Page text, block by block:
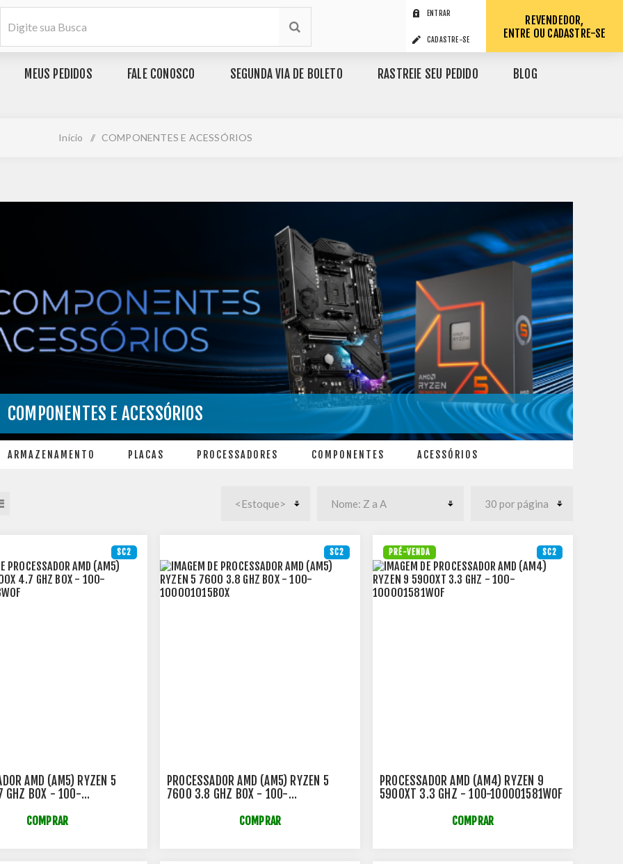
ENTRAR
CADASTRE-SE
REVENDEDOR,
ENTRE OU CADASTRE-SE
MEUS PEDIDOS FALE CONOSCO SEGUNDA VIA DE BOLETO RASTREIE SEU PEDIDO BLOG
Início / COMPONENTES E ACESSÓRIOS
COMPONENTES E ACESSÓRIOS
ARMAZENAMENTO PLACAS PROCESSADORES COMPONENTES ACESSÓRIOS
SC2
AMD (AM5) RYZEN 5
GHZ BOX - 100-
COMPRAR
SC2
PROCESSADOR AMD (AM5) RYZEN 5
7600 3.8 GHZ BOX - 100-
COMPRAR
SC2
PRÉ-VENDA
PROCESSADOR AMD (AM4) RYZEN 9
5900XT 3.3 GHZ - 100-100001581WOF
COMPRAR